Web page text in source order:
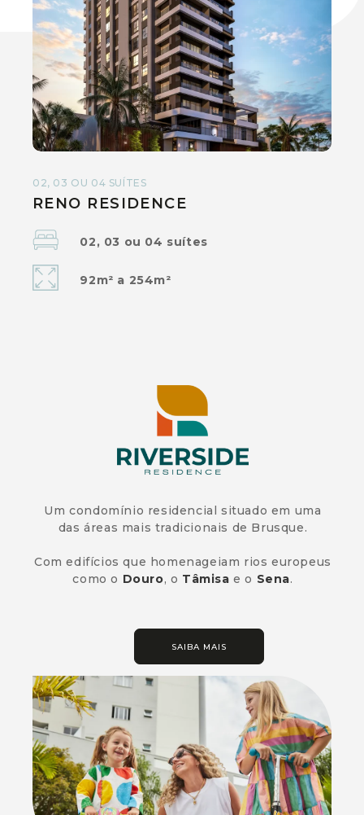
02, 03 OU 04 SUÍTES
RENO RESIDENCE
02, 03 ou 04 suítes
92m² a 254m²
Um condomínio residencial situado em uma
das áreas mais tradicionais de Brusque.
Com edifícios que homenageiam rios europeus
como o Douro, o Tâmisa e o Sena.
SAIBA MAIS